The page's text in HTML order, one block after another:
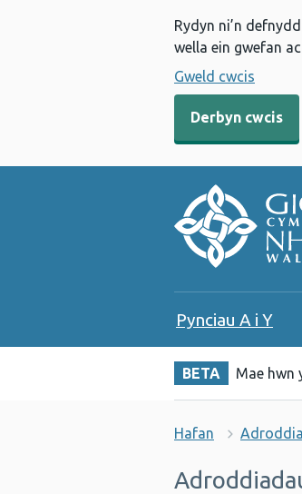
Rydyn ni’n
wella ein gwefan
Gweld cwcis
Derbyn cwcis
Pynciau A i Y
BETA Mae hwn
Hafan